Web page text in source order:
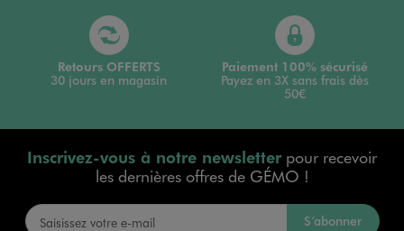
Retours OFFERTS
30 jours en magasin
Paiement 100% sécurisé
Payez en 3X sans frais dès
50€
Inscrivez-vous à notre newsletterpour recevoir
les dernières offres de GÉMO !
S’abonner